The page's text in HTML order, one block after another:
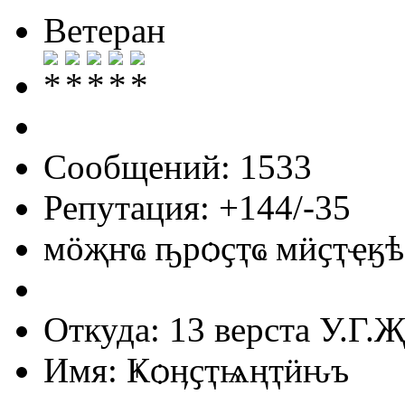
Ветеран
Сообщений: 1533
Репутация: +144/-35
мӧҗҥҩ ҧрѻҫҭҩ
Откуда: 13 верста
Имя: Ҝѻӊҫҭѩңҭӥԋъ